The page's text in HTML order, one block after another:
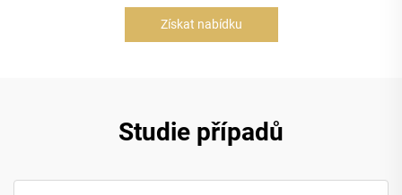
Získat nabídku
Studie případů